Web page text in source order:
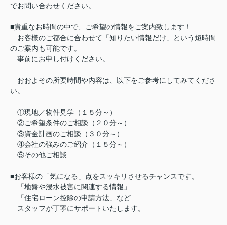
でお問い合わせください。
■貴重なお時間の中で、ご希望の情報をご案内致します！
お客様のご都合に合わせて「知りたい情報だけ」という短時間
のご案内も可能です。
事前にお申し付けください。
おおよその所要時間や内容は、以下をご参考にしてみてくださ
い。
①現地／物件見学（１５分～）
②ご希望条件のご相談（２０分～）
③資金計画のご相談（３０分～）
④会社の強みのご紹介（１５分～）
⑤その他ご相談
■お客様の「気になる」点をスッキリさせるチャンスです。
「地盤や浸水被害に関連する情報」
「住宅ローン控除の申請方法」など
スタッフが丁寧にサポートいたします。